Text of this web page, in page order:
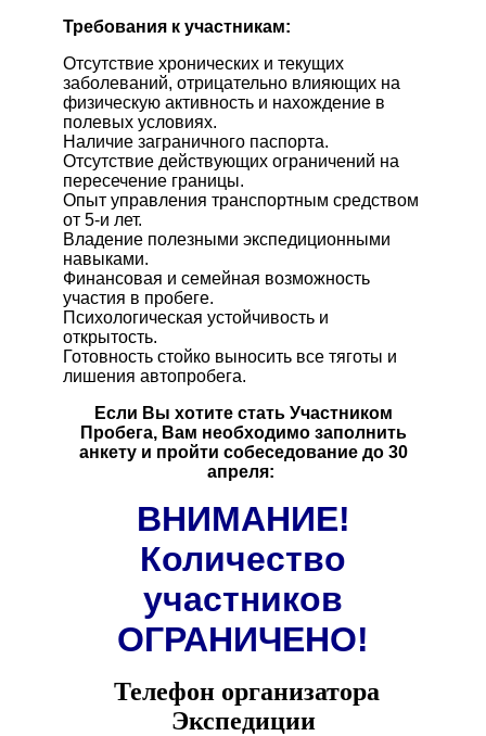
Требования к участникам:
Отсутствие хронических и текущих
заболеваний, отрицательно влияющих на
физическую активность и нахождение в
полевых условиях.
Наличие заграничного паспорта.
Отсутствие действующих ограничений на
пересечение границы.
Опыт управления транспортным средством
от 5-и лет.
Владение полезными экспедиционными
навыками.
Финансовая и семейная возможность
участия в пробеге.
Психологическая устойчивость и
открытость.
Готовность стойко выносить все тяготы и
лишения автопробега.
Если Вы хотите стать Участником
Пробега, Вам необходимо заполнить
анкету и пройти собеседование до 30
апреля:
ВНИМАНИЕ!
Количество
участников
ОГРАНИЧЕНО!
Телефон организатора
Экспедиции